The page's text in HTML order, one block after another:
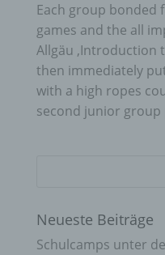
Each group bonded
games and the all
Allgäu ‚Introduction
then immediately
with a high ropes
second junior group
Neueste Beiträge
Schulcamps unter